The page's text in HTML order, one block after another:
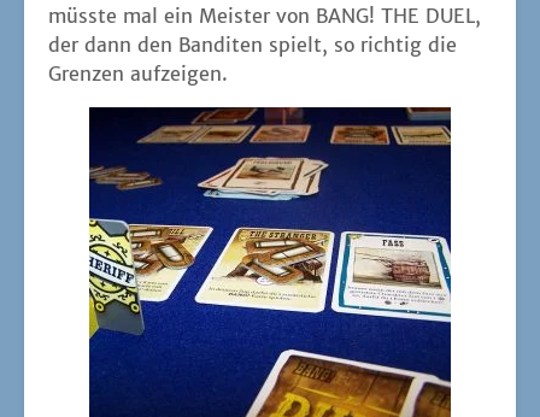
müss­te mal ein Meis­ter von BANG! THE DUEL,
der dann den Ban­di­ten spielt, so rich­tig die
Gren­zen aufzeigen.